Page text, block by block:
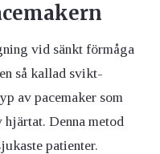
vid sänkt förmåga
så kallad svikt-
av pacemaker som
Denna metod
patienter.